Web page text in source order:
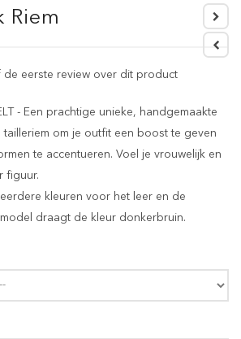
Riem
de eerste review over dit product
- Een prachtige unieke, handgemaakte
om je outfit een boost te geven
te accentueren. Voel je vrouwelijk en
figuur.
kleuren voor het leer en de
draagt de kleur donkerbruin.